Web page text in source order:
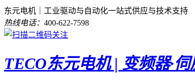
东元电机｜工业驱动与自动化一站式供应与技术支持
热线电话： 400-622-7598
TECO东元电机 | 变频器·